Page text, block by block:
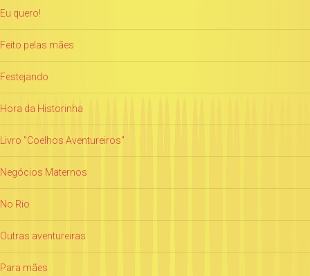
Eu quero!
Feito pelas mães
Festejando
Hora da Historinha
Livro "Coelhos Aventureiros"
Negócios Maternos
No Rio
Outras aventureiras
Para mães